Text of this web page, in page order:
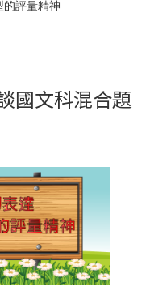
評量精神
國文科混合題